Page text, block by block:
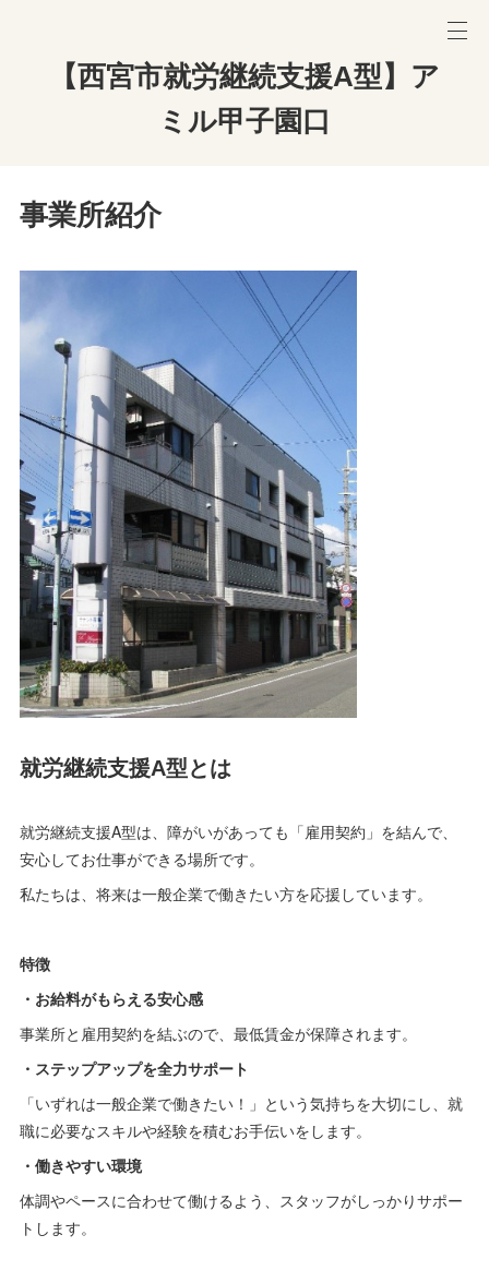
【西宮市就労継続支援A型】ア
ミル甲子園口
事業所紹介
就労継続支援A型とは
就労継続支援A型は、障がいがあっても「雇用契約」を結んで、
安心してお仕事ができる場所です。
私たちは、将来は一般企業で働きたい方を応援しています。
特徴
・お給料がもらえる安心感
事業所と雇用契約を結ぶので、最低賃金が保障されます。
・ステップアップを全力サポート
「いずれは一般企業で働きたい！」という気持ちを大切にし、就
職に必要なスキルや経験を積むお手伝いをします。
・働きやすい環境
体調やペースに合わせて働けるよう、スタッフがしっかりサポー
トします。